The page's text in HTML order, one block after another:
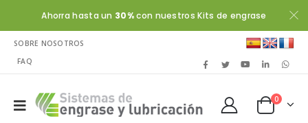
Ahorra hasta un 30%con nuestros Kits de engrase
SOBRE NOSOTROS
FAQ
0